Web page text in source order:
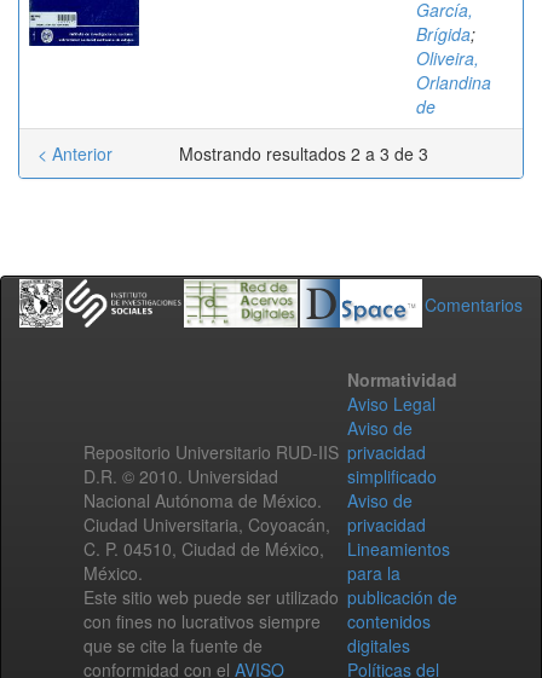
García,
Brígida;
Oliveira,
Orlandina
de
Mostrando resultados 2 a 3 de 3
< Anterior
Comentarios
Repositorio Universitario RUD-IIS
D.R. © 2010. Universidad
Nacional Autónoma de México.
Ciudad Universitaria, Coyoacán,
C. P. 04510, Ciudad de México,
México.
Este sitio web puede ser utilizado
con fines no lucrativos siempre
que se cite la fuente de
conformidad con el AVISO
Normatividad
Aviso Legal
Aviso de
privacidad
simplificado
Aviso de
privacidad
Lineamientos
para la
publicación de
contenidos
digitales
Políticas del